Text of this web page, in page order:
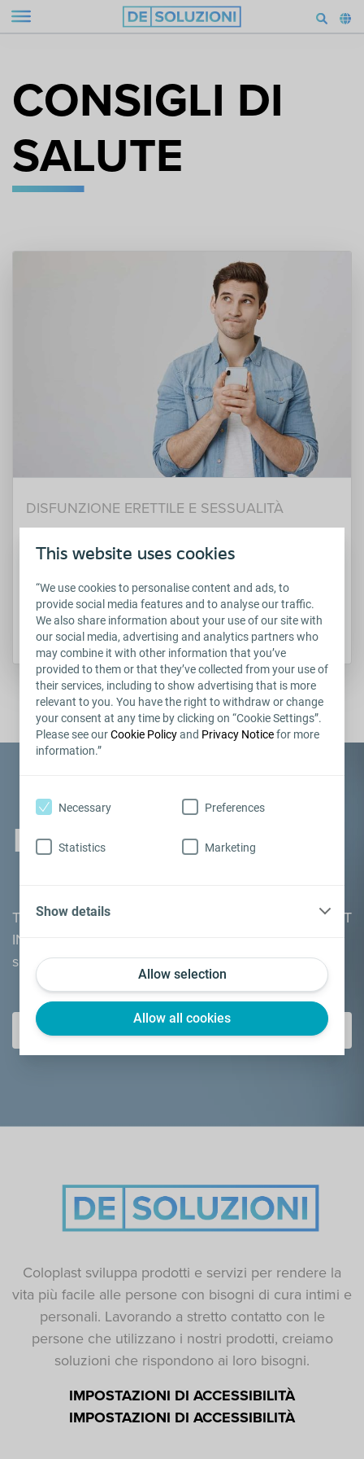
This website uses cookies
“We use cookies to personalise content and ads, to
provide social media features and to analyse our traffic.
We also share information about your use of our site with
our social media, advertising and analytics partners who
may combine it with other information that you’ve
provided to them or that they’ve collected from your use of
their services, including to show advertising that is more
relevant to you. You have the right to withdraw or change
your consent at any time by clicking on “Cookie Settings”.
Please see ourCookie Policyand Privacy Noticefor more
information.”
Allow selection
Allow all cookies
Necessary Preferences
Statistics Marketing
Show details
CONSIGLI DI
SALUTE
DISFUNZIONE ERETTILE E SESSUALITÀ
Erettile?
Sapevi che lo stress può influenzare la tua vita
sessuale? Nel corso della vita tutti ...
LEGGI DI PIÙ
KIT INFORMATIVO
Tutto quello che devi sapere sulla DE. Ricevi il tuo KIT
INFORMATIVO GRATUITO con i nostri consigli per
superare la disfunzione erettile.
CLICCA QUI
Coloplast sviluppa prodotti e servizi per rendere la
vita più facile alle persone con bisogni di cura intimi e
personali. Lavorando a stretto contatto con le
persone che utilizzano i nostri prodotti, creiamo
soluzioni che rispondono ai loro bisogni.
IMPOSTAZIONI DI ACCESSIBILITÀ
IMPOSTAZIONI DI ACCESSIBILITÀ